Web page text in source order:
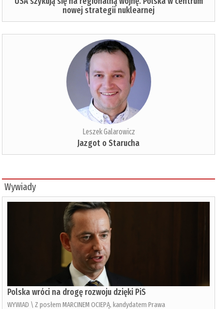
nowej strategii nuklearnej
Leszek Galarowicz
Jazgot o Starucha
Wywiady
Polska wróci na drogę rozwoju dzięki PiS
WYWIAD \ Z posłem MARCINEM OCIEPĄ, kandydatem Prawa